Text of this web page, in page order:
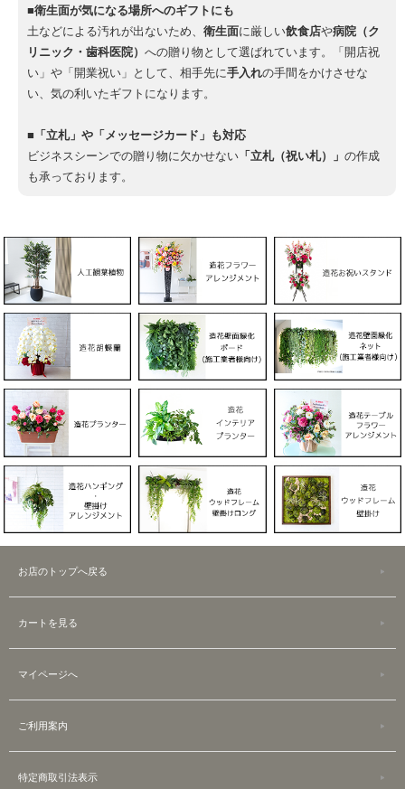
■衛生面が気になる場所へのギフトにも
土などによる汚れが出ないため、 衛生面に厳しい飲食店や病院（ク
リニック・歯科医院） への贈り物として選ばれています。「開店祝
い」や「開業祝い」として、相手先に手入れの手間をかけさせな
い、気の利いたギフトになります。
■「立札」や「メッセージカード」も対応
ビジネスシーンでの贈り物に欠かせない 「立札（祝い札）」 の作成
も承っております。
お店のトップへ戻る
カートを見る
マイページへ
ご利用案内
特定商取引法表示